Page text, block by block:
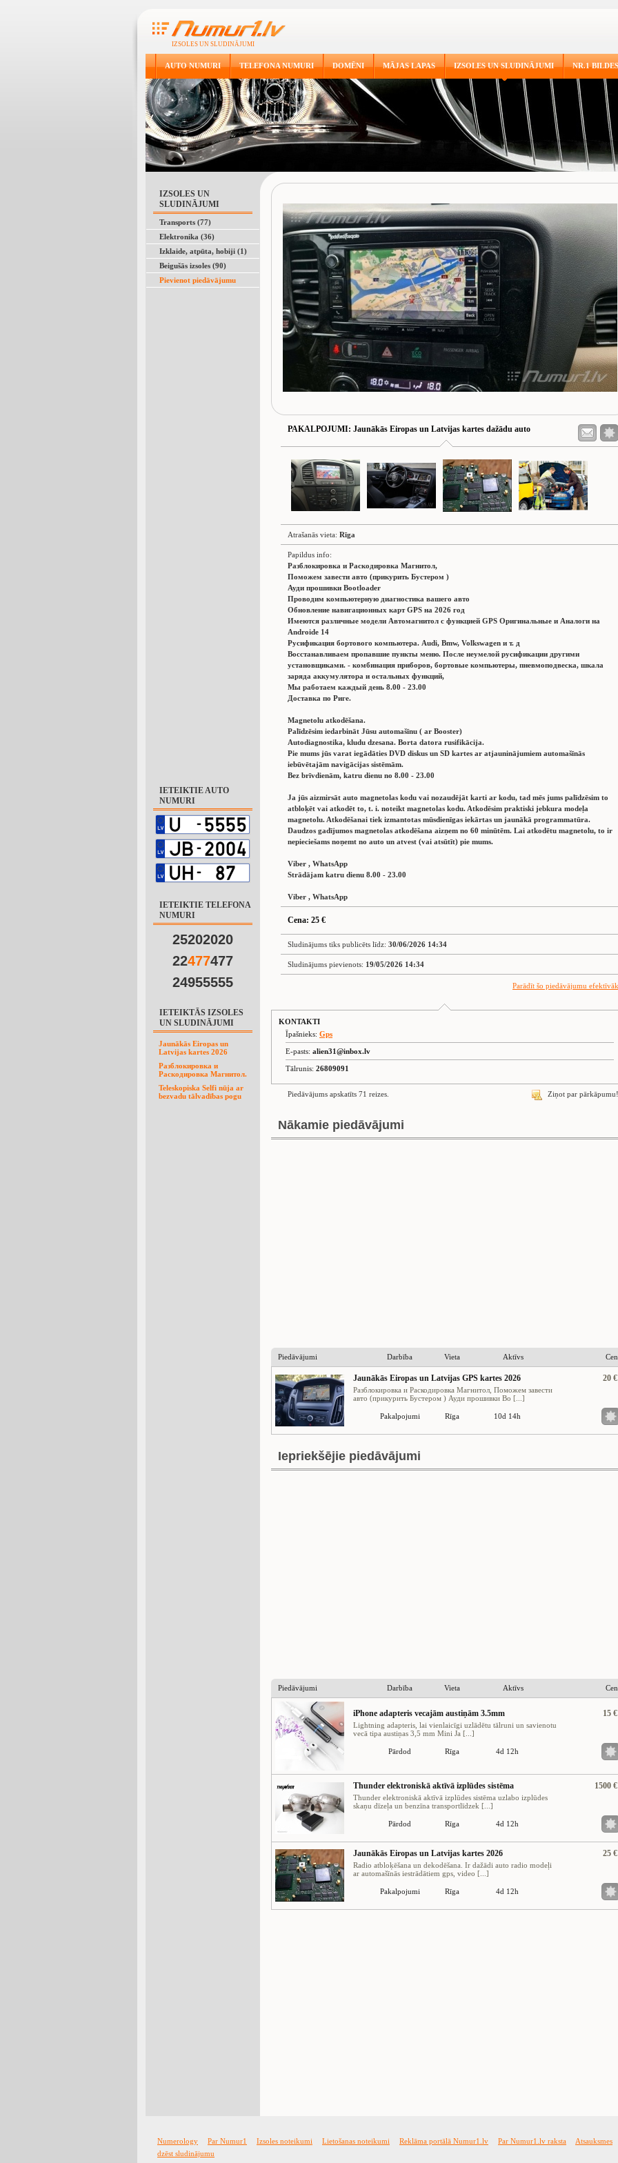
IZSOLES UN SLUDINĀJUMI
AUTO NUMURI TELEFONA NUMURI DOMĒNI MĀJAS LAPAS IZSOLES UN SLUDINĀJUMI NR.1 BILDES
IZSOLES UN
SLUDINĀJUMI
Transports (77)
Elektronika (36)
Izklaide, atpūta, hobiji (1)
Beigušās izsoles (90)
Pievienot piedāvājumu
IETEIKTIE AUTO
NUMURI
IETEIKTIE TELEFONA
NUMURI
25202020
22477477
24955555
IETEIKTĀS IZSOLES
UN SLUDINĀJUMI
Jaunākās Eiropas un
Latvijas kartes 2026
Разблокировка и
Раскодировка Магнитол.
Teleskopiska Selfi nūja ar
bezvadu tālvadības pogu
PAKALPOJUMI: Jaunākās Eiropas un Latvijas kartes dažādu auto
Atrašanās vieta: Rīga
Papildus info:
Разблокировка и Раскодировка Магнитол,
Поможем завести авто (прикурить Бустером )
Ауди прошивки Bootloader
Проводим компьютерную диагностика вашего авто
Обновление навигационных карт GPS на 2026 год
Имеются различные модели Автомагнитол с функцией GPS Оригинальные и Аналоги на
Аndroide 14
Русификация бортового компьютера. Audi, Bmw, Volkswagen и т. д
Восстанавливаем пропавшие пункты меню. После неумелой русификации другими
установщиками. - комбинация приборов, бортовые компьютеры, пневмоподвеска, шкала
заряда аккумулятора и остальных функций,
Мы работаем каждый день 8.00 - 23.00
Доставка по Риге.
Magnetolu atkodēšana.
Palīdzēsim iedarbināt Jūsu automašīnu ( ar Booster)
Autodiagnostika, kludu dzesana. Borta datora rusifikācija.
Pie mums jūs varat iegādāties DVD diskus un SD kartes ar atjauninājumiem automašīnās
iebūvētajām navigācijas sistēmām.
Bez brīvdienām, katru dienu no 8.00 - 23.00
Ja jūs aizmirsāt auto magnetolas kodu vai nozaudējāt karti ar kodu, tad mēs jums palīdzēsim to
atbloķēt vai atkodēt to, t. i. noteikt magnetolas kodu. Atkodēsim praktiski jebkura modeļa
magnetolu. Atkodēšanai tiek izmantotas mūsdienīgas iekārtas un jaunākā programmatūra.
Daudzos gadījumos magnetolas atkodēšana aizņem no 60 minūtēm. Lai atkodētu magnetolu, to ir
nepieciešams noņemt no auto un atvest (vai atsūtīt) pie mums.
Viber , WhatsApp
Strādājam katru dienu 8.00 - 23.00
Viber , WhatsApp
Cena: 25 €
Sludinājums tiks publicēts līdz: 30/06/2026 14:34
Sludinājums pievienots: 19/05/2026 14:34
Parādīt šo piedāvājumu efektīvāk
KONTAKTI
Īpašnieks: Gps
E-pasts: alien31@inbox.lv
Tālrunis: 26809091
Ziņot par pārkāpumu!
Piedāvājums apskatīts 71 reizes.
Nākamie piedāvājumi
Piedāvājumi Darbība Vieta Aktīvs
20 €
Jaunākās Eiropas un Latvijas GPS kartes 2026
Разблокировка и Раскодировка Магнитол, Поможем завести
авто (прикурить Бустером ) Ауди прошивки Bo [...]
Pakalpojumi Rīga 10d 14h
Iepriekšējie piedāvājumi
Piedāvājumi Darbība Vieta Aktīvs
15 €
iPhone adapteris vecajām austiņām 3.5mm
Lightning adapteris, lai vienlaicīgi uzlādētu tālruni un savienotu
vecā tipa austiņas 3,5 mm Mini Ja [...]
Pārdod Rīga 4d 12h
1500 €
Thunder elektroniskā aktīvā izplūdes sistēma
Thunder elektroniskā aktīvā izplūdes sistēma uzlabo izplūdes
skaņu dīzeļa un benzīna transportlīdzek [...]
Pārdod Rīga 4d 12h
25 €
Jaunākās Eiropas un Latvijas kartes 2026
Radio atbloķēšana un dekodēšana. Ir dažādi auto radio modeļi
ar automašīnās iestrādātiem gps, video [...]
Pakalpojumi Rīga 4d 12h
Numerology Par Numur1 Izsoles noteikumi Lietošanas noteikumi Reklāma portālā Numur1.lv Par Numur1.lv raksta
Atsauksmes
dzēst sludinājumu